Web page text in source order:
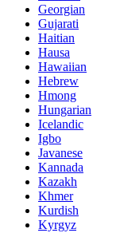
Georgian
Gujarati
Haitian
Hausa
Hawaiian
Hebrew
Hmong
Hungarian
Icelandic
Igbo
Javanese
Kannada
Kazakh
Khmer
Kurdish
Kyrgyz